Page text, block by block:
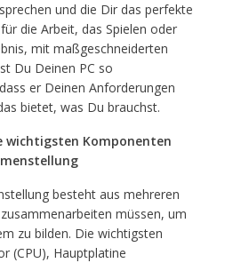
und die Dir das perfekte
die Arbeit, das Spielen oder
mit maßgeschneiderten
Du Deinen PC so
er Deinen Anforderungen
bietet, was Du brauchst.
wichtigsten Komponenten
besteht aus mehreren
müssen, um
zu bilden. Die wichtigsten
(CPU), Hauptplatine